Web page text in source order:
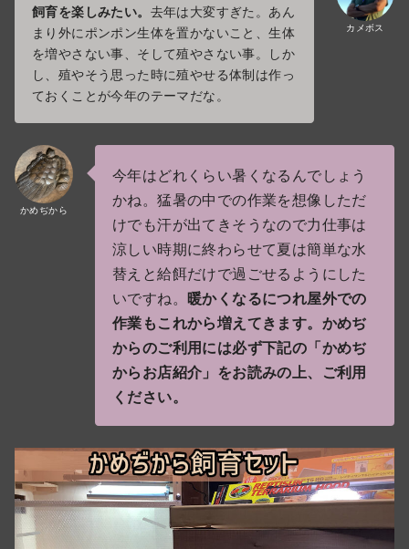
カメボス
飼育を楽しみたい。 去年は大変すぎた。あん
まり外にポンポン生体を置かないこと、生体
を増やさない事、そして殖やさない事。しか
し、殖やそう思った時に殖やせる体制は作っ
ておくことが今年のテーマだな。
かめぢから
今年はどれくらい暑くなるんでしょう
かね。猛暑の中での作業を想像しただ
けでも汗が出てきそうなので力仕事は
涼しい時期に終わらせて夏は簡単な水
替えと給餌だけで過ごせるようにした
いですね。 暖かくなるにつれ屋外での
作業もこれから増えてきます。かめぢ
からのご利用には必ず下記の「かめぢ
からお店紹介」をお読みの上、ご利用
ください。